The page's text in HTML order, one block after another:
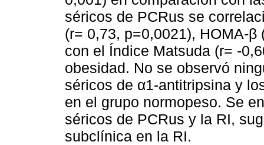
séricos de PCRus se
(r= 0,73, p=0,0021), HOMA-
con el Índice Matsuda (r= -
obesidad. No se observó
séricos de α1-antitripsina y
en el grupo normopeso. Se
séricos de PCRus y la RI,
subclínica en la RI.